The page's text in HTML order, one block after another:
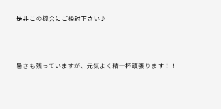
是非この機会にご検討下さい♪
暑さも残っていますが、元気よく精一杯頑張ります！！